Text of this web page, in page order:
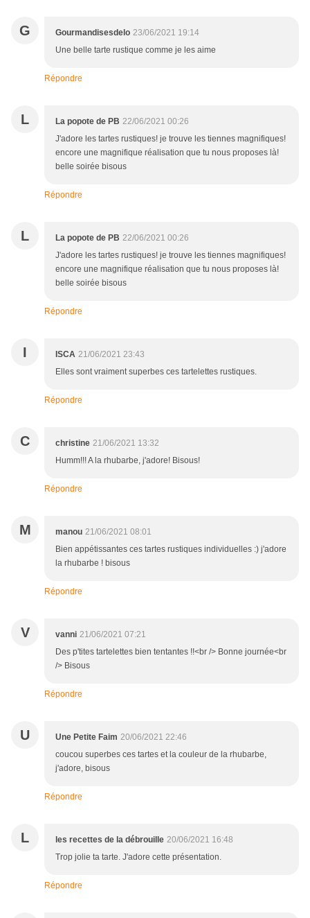
G Gourmandisesdelo 23/06/2021 19:14
Une belle tarte rustique comme je les aime
Répondre
L La popote de PB 22/06/2021 00:26
J'adore les tartes rustiques! je trouve les tiennes magnifiques!
encore une magnifique réalisation que tu nous proposes là!
belle soirée bisous
Répondre
L La popote de PB 22/06/2021 00:26
J'adore les tartes rustiques! je trouve les tiennes magnifiques!
encore une magnifique réalisation que tu nous proposes là!
belle soirée bisous
Répondre
I ISCA 21/06/2021 23:43
Elles sont vraiment superbes ces tartelettes rustiques.
Répondre
C christine 21/06/2021 13:32
Humm!!! A la rhubarbe, j'adore! Bisous!
Répondre
M manou 21/06/2021 08:01
Bien appétissantes ces tartes rustiques individuelles :) j'adore
la rhubarbe ! bisous
Répondre
V vanni 21/06/2021 07:21
Des p'tites tartelettes bien tentantes !!<br /> Bonne journée<br
/> Bisous
Répondre
U Une Petite Faim 20/06/2021 22:46
coucou superbes ces tartes et la couleur de la rhubarbe,
j'adore, bisous
Répondre
L les recettes de la débrouille 20/06/2021 16:48
Trop jolie ta tarte. J'adore cette présentation.
Répondre